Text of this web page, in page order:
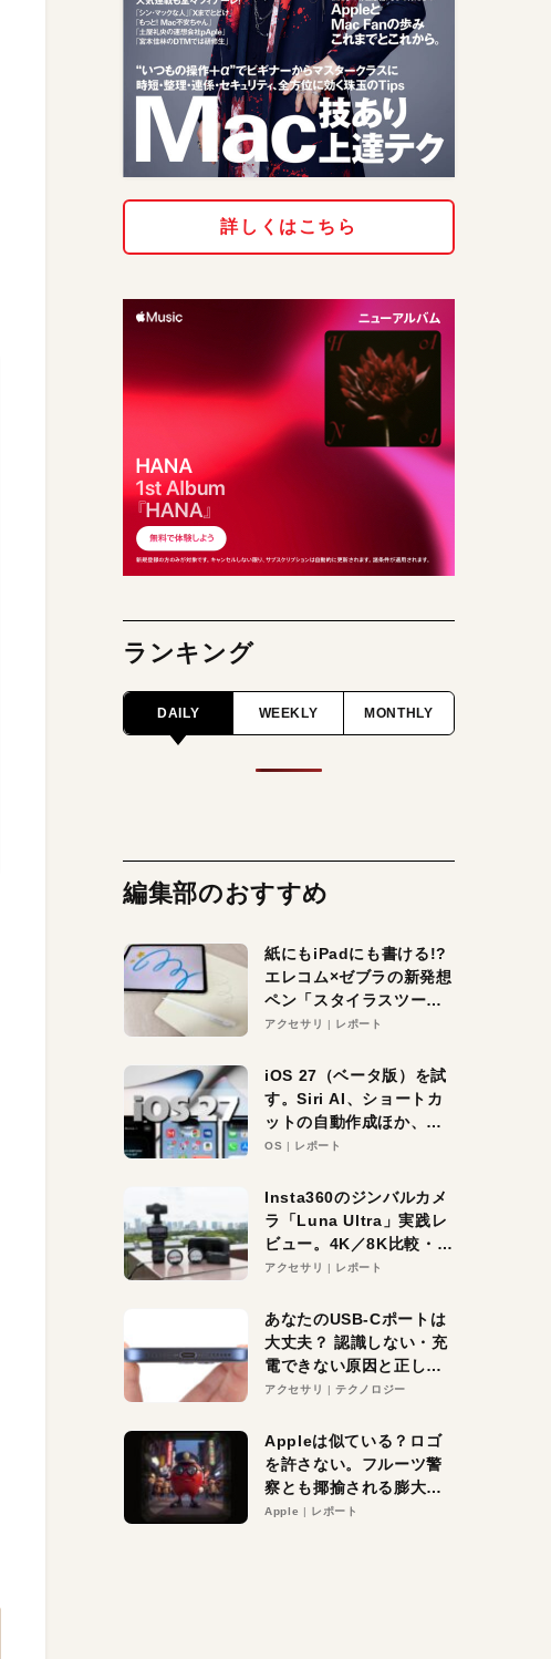
詳しくはこちら
ランキング
DAILY WEEKLY MONTHLY
編集部のおすすめ
紙にもiPadにも書ける!?
エレコム×ゼブラの新発想
ペン「スタイラスツーウ
ェイ」レビュー。持ち替
アクセサリ レポート
iOS 27（ベータ版）を試
す。Siri AI、ショートカ
ットの自動作成ほか、期
待大の便利機能5選。
る未来はすぐそこ！
OS レポート
Insta360のジンバルカメ
ラ「Luna Ultra」実践レ
ビュー。4K／8K比較・ズ
ーム・夜間撮影をチェッ
アクセサリ レポート
あなたのUSB-Cポートは
大丈夫？ 認識しない・充
電できない原因と正しい
対策
アクセサリ テクノロジー
Appleは似ている？ロゴ
を許さない。フルーツ警
察とも揶揄される膨大な
異議申し立て。対象は非
Apple レポート